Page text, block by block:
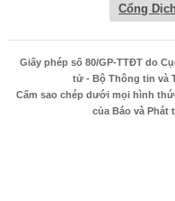
Cổng
Giấy phép số 80/GP-TTĐT do
tử - Bộ Thông tin và
Cấm sao chép dưới mọi hình
của Báo và Phát